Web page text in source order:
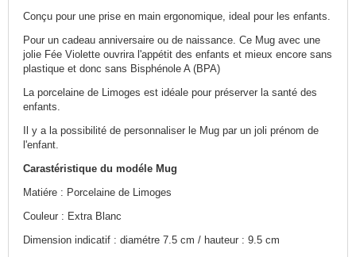
Conçu pour une prise en main ergonomique, ideal pour les enfants.
Pour un cadeau anniversaire ou de naissance. Ce Mug avec une
jolie Fée Violette ouvrira l'appétit des enfants et mieux encore sans
plastique et donc sans Bisphénole A (BPA)
La porcelaine de Limoges est idéale pour préserver la santé des
enfants.
Il y a la possibilité de personnaliser le Mug par un joli prénom de
l'enfant.
Carastéristique du modéle Mug
Matiére : Porcelaine de Limoges
Couleur : Extra Blanc
Dimension indicatif : diamétre 7.5 cm / hauteur : 9.5 cm